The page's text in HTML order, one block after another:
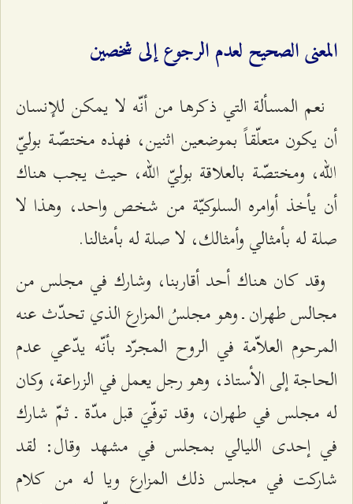
المعنى الصحيح لعدم الرجوع إلى شخصين
نعم المسألة التي ذكرها من أنّه لا يمكن للإنسان
أن يكون متعلّقاً بموضعين اثنين، فهذه مختصّة بوليّ
الله، ومختصّة بالعلاقة بوليّ الله، حيث يجب هناك
أن يأخذ أوامره السلوكيّة من شخص واحد، وهذا لا
صلة له بأمثالي وأمثالك، لا صلة له بأمثالنا.
وقد كان هناك أحد أقاربنا، وشارك في مجلس من
مجالس طهران ـ وهو مجلسُ المزارع الذي تحدّث عنه
المرحوم العلاّمة في الروح المجرّد بأنّه يدّعي عدم
الحاجة إلى الأستاذ، وهو رجل يعمل في الزراعة، وكان
له مجلس في طهران، وقد توفّيَ قبل مدّة ـ ثمّ شارك
في إحدى الليالي بمجلس في مشهد وقال: لقد
شاركت في مجلس ذلك المزارع ويا له من كلام